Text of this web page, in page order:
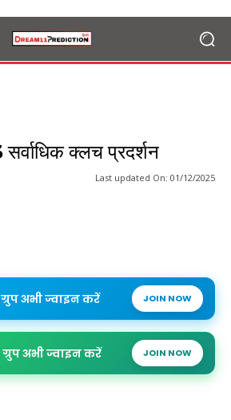
क्लच प्रदर्शन
Last updated On: 01/12/2025
ग्रुप अभी ज्वाइन करें JOIN NOW
ग्रुप अभी ज्वाइन करें JOIN NOW